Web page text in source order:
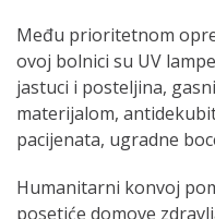
Među prioritetnom
ovoj bolnici su UV
jastuci i posteljina,
materijalom,
pacijenata, ugradne
Humanitarni konvoj
posetiće domove